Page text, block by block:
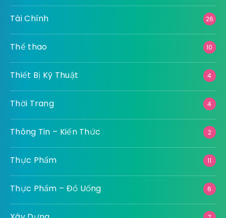
Tài Chính 26
Thể thao 10
Thiết Bị Kỹ Thuật 4
Thời Trang 4
Thông Tin – Kiến Thức 2
Thực Phẩm 11
Thực Phẩm – Đồ Uống 6